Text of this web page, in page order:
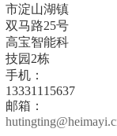
市淀山湖镇
双马路25号
高宝智能科
技园2栋
手机：
13331115637
邮箱 ：